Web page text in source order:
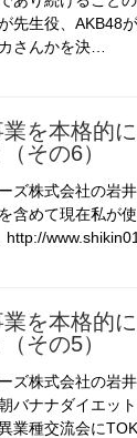
先生役、AKB48
さんかを決…
を本格的
（その6）
ズ株式会社の岩
含めて現在私が
http://
を本格的
（その5）
ズ株式会社の岩
バナナダイエッ
業種交流会に